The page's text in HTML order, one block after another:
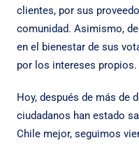
clientes, por sus
comunidad. Asimismo,
en el bienestar de sus
por los intereses propios.
Hoy, después de más de
ciudadanos han estado
Chile mejor, seguimos